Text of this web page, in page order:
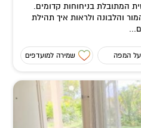
המתובלת בניחוחות קדומים.
והלבונה ולראות איך תהילת
על המפה שמירה למועדפים